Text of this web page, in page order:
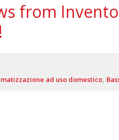
from
ad uso domestico